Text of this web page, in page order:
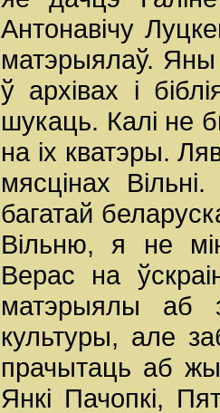
Антонавічу
матэрыялаў. Яны
ў архівах і
шукаць. Калі не
на іх кватэры.
мясцінах
багатай
Вільню, я не
Верас на
матэрыялы аб
культуры, але
прачытаць аб
Янкі Пачопкі,